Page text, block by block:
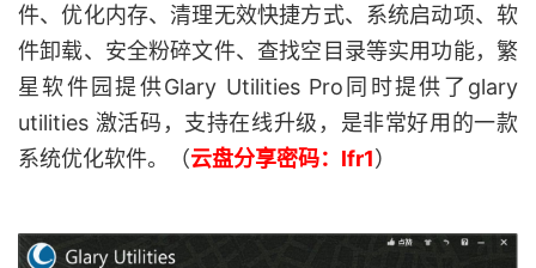
件、优化内存、清理无效快捷方式、系统启动项、软
件卸载、安全粉碎文件、查找空目录等实用功能，繁
星软件园提供Glary Utilities Pro同时提供了glary
utilities 激活码，支持在线升级，是非常好用的一款
系统优化软件。（云盘分享密码：lfr1）